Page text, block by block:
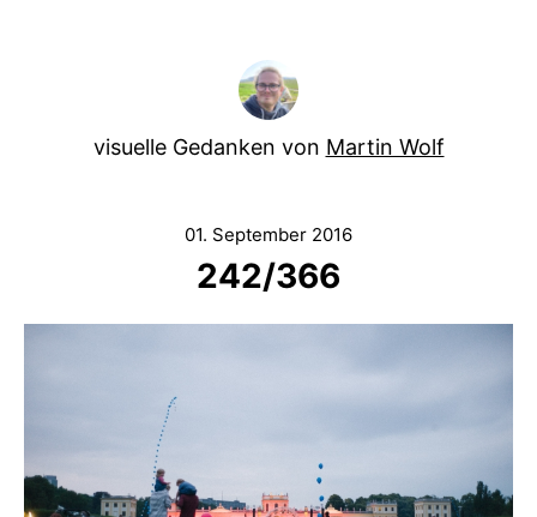
visuelle Gedanken von Martin Wolf
01. September 2016
242/366